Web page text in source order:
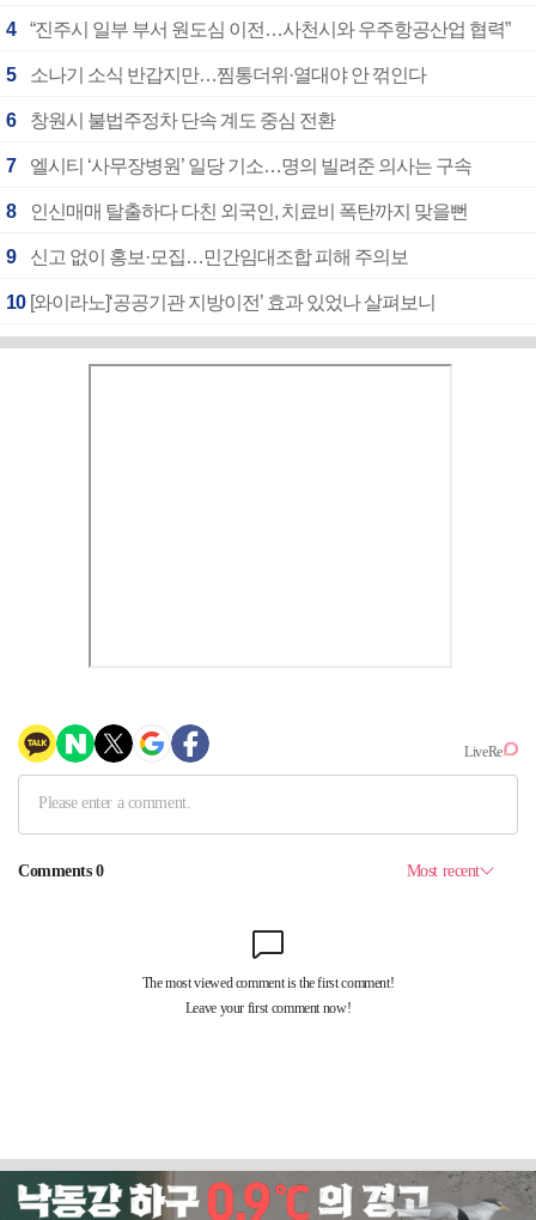
4 “진주시 일부 부서 원도심 이전…사천시와 우주항공산업 협력”
5 소나기 소식 반갑지만…찜통더위·열대야 안 꺾인다
6 창원시 불법주정차 단속 계도 중심 전환
7 엘시티 ‘사무장병원’ 일당 기소…명의 빌려준 의사는 구속
8 인신매매 탈출하다 다친 외국인, 치료비 폭탄까지 맞을뻔
9 신고 없이 홍보·모집…민간임대조합 피해 주의보
10 [와이라노]‘공공기관 지방이전’ 효과 있었나 살펴보니